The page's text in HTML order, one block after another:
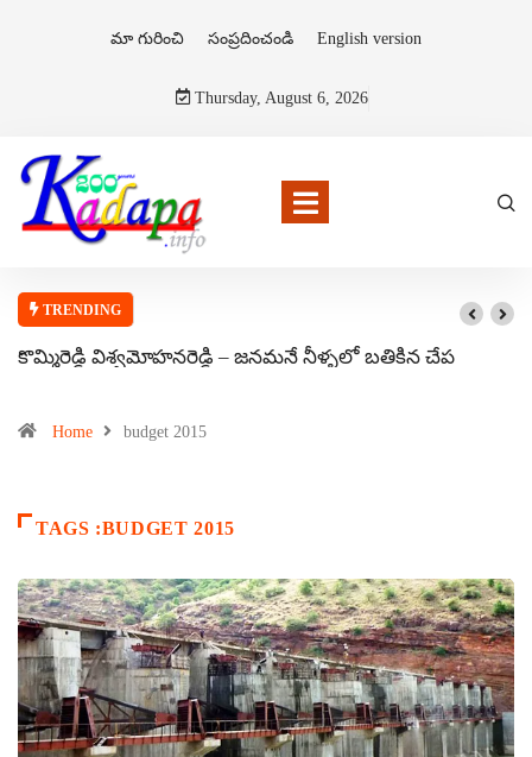
మా గురించి సంప్రదించండి English version
Thursday, August 6, 2026
TRENDING
కొమ్మిరెడ్డి విశ్వమోహనరెడ్డి – జనమనే నీళ్ళలో బతికిన చేప
Home budget 2015
TAGS :BUDGET 2015